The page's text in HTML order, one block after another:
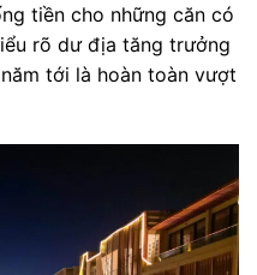
tiền cho những căn có
rõ dư địa tăng trưởng
tới là hoàn toàn vượt